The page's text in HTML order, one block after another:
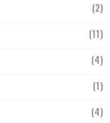
(2)
(11)
(4)
(1)
(4)